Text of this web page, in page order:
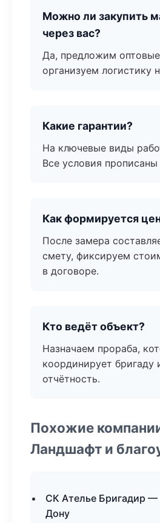
Можно ли закупить
через вас?
Да, предложим
организуем логистику
Какие гарантии?
На ключевые виды
Все условия
Как формируется
После замера
смету, фиксируем
в договоре.
Кто ведёт объект?
Назначаем прораба,
координирует бригаду
отчётность.
Похожие
Ландшафт и
СК Ателье Бригадир —
Дону